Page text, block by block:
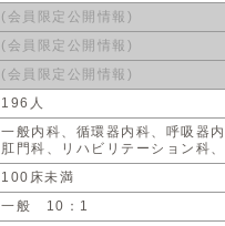
(会員限定公開情報)
(会員限定公開情報)
(会員限定公開情報)
196人
一般内科、循環器内科、呼吸器
肛門科、リハビリテーション科
100床未満
一般 10：1